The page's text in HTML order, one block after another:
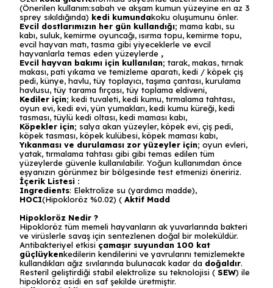
(Önerilen kullanım:sabah ve akşam kumun yüzeyine en az 3
sprey sıkıldığında) kedi kumundakoku oluşumunu önler.
Evcil dostlarımızın her gün kullandığı; mama kabı, su
kabı, suluk, kemirme oyuncağı, ısırma topu, kemirme topu,
evcil hayvan matı, tasma gibi yiyeceklerle ve evcil
hayvanlarla temas eden yüzeylerde ,
Evcil hayvan bakımı için kullanılan; tarak, makas, tırnak
makası, pati yıkama ve temizleme aparatı, kedi / köpek çiş
pedi, künye, havlu, tüy toplayıcı, taşıma çantası, kurulama
havlusu, tüy tarama fırçası, tüy toplama eldiveni,
Kediler için; kedi tuvaleti, kedi kumu, tırmalama tahtası,
oyun evi, kedi evi, yün yumakları, kedi kumu küreği, kedi
tasması, tüylü kedi oltası, kedi maması kabı,
Köpekler için; salya akan yüzeyler, köpek evi, çiş pedi,
köpek tasması, köpek kulübesi, köpek maması kabı,
Yıkanması ve durulaması zor yüzeyler için; oyun evleri,
yatak, tırmalama tahtası gibi gibi temas edilen tüm
yüzeylerde güvenle kullanılabilir. Yoğun kullanımdan önce
eşyanızın görünmez bir bölgesinde test etmenizi öneririz.
İçerik Listesi :
Ingredients: Elektrolize su (yardımcı madde),
HOCI(Hipokloröz %0.02) ( Aktif Madd
Hipokloröz Nedir ?
Hipokloröz tüm memeli hayvanların ak yuvarlarında bakteri
ve virüslerle savaş için sentezlenen doğal bir moleküldür.
Antibakteriyel etkisi çamaşır suyundan 100 kat
güçlüykenkedilerin kendilerini ve yavrularını temizlemekte
kullandıkları ağız sıvılarında bulunacak kadar da doğaldır.
Resteril geliştirdiği stabil elektrolize su teknolojisi ( SEW) ile
hipokloröz asidi en saf şekilde üretmiştir.